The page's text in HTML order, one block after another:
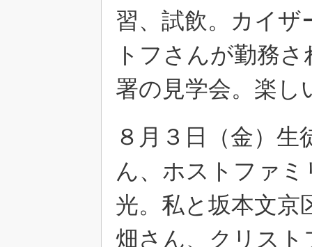
習、試飲。カイ
トフさんが勤務
署の見学会。楽し
８月３日（金）
ん、ホストファ
光。私と坂本文京
畑さん、クリス